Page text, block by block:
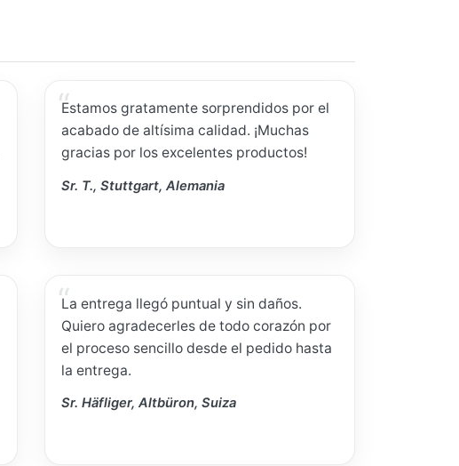
Estamos gratamente sorprendidos por el
acabado de altísima calidad. ¡Muchas
gracias por los excelentes productos!
Sr. T., Stuttgart, Alemania
La entrega llegó puntual y sin daños.
Quiero agradecerles de todo corazón por
el proceso sencillo desde el pedido hasta
la entrega.
Sr. Häfliger, Altbüron, Suiza